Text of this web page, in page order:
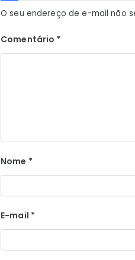
O seu endereço de e-mail não
Comentário *
Nome *
E-mail *